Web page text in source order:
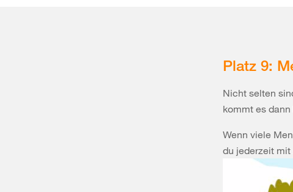
Platz 9:
Nicht selten
kommt es
Wenn viele
du jederzeit